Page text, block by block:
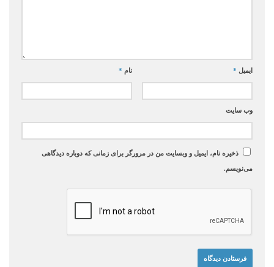
نام * ایمیل *
وب‌ سایت
ذخیره نام، ایمیل و وبسایت من در مرورگر برای زمانی که دوباره دیدگاهی
می‌نویسم.